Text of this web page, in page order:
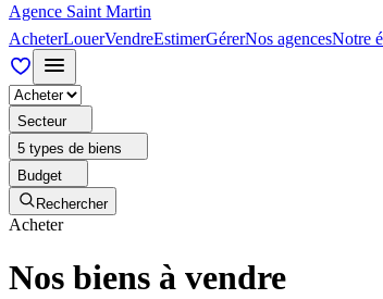
Agence Saint Martin
AcheterLouerVendreEstimerGérerNos agencesNotre
Secteur
5 types de biens
Budget
Rechercher
Acheter
Nos biens à vendre